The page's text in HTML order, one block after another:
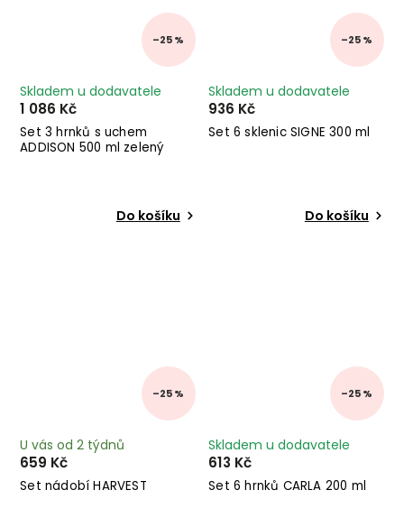
–25 %
Set 3 hrnků s uchem
ADDISON 500 ml zelený
Skladem u dodavatele
1 086 Kč
Do košíku
–25 %
Set 6 sklenic SIGNE 300 ml
Skladem u dodavatele
936 Kč
Do košíku
–25 %
Set nádobí HARVEST
U vás od 2 týdnů
659 Kč
–25 %
Set 6 hrnků CARLA 200 ml
Skladem u dodavatele
613 Kč